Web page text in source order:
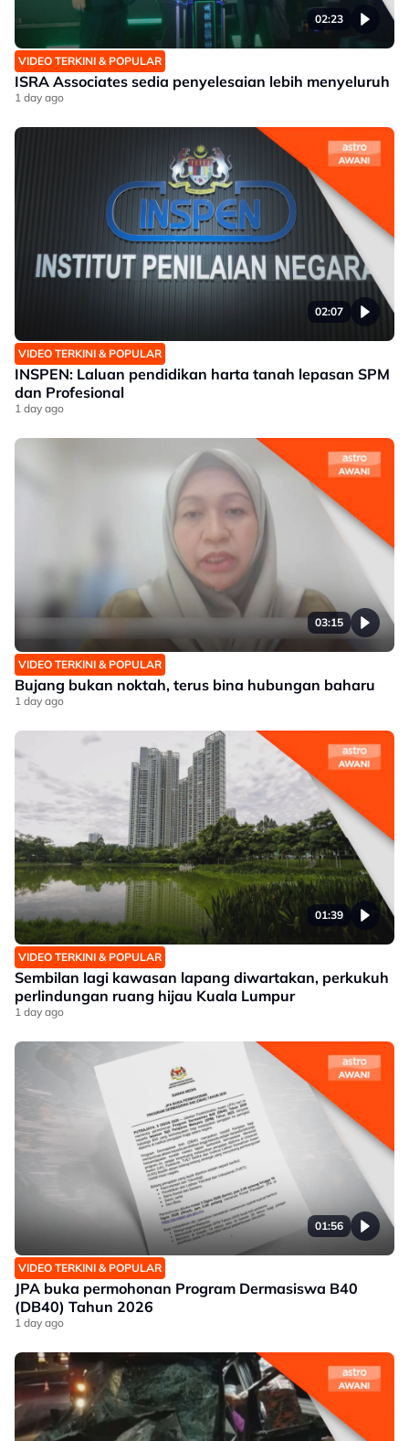
02:23
VIDEO TERKINI & POPULAR
ISRA Associates sedia penyelesaian lebih menyeluruh
1 day ago
02:07
VIDEO TERKINI & POPULAR
INSPEN: Laluan pendidikan harta tanah lepasan SPM
dan Profesional
1 day ago
03:15
VIDEO TERKINI & POPULAR
Bujang bukan noktah, terus bina hubungan baharu
1 day ago
01:39
VIDEO TERKINI & POPULAR
Sembilan lagi kawasan lapang diwartakan, perkukuh
perlindungan ruang hijau Kuala Lumpur
1 day ago
01:56
VIDEO TERKINI & POPULAR
JPA buka permohonan Program Dermasiswa B40
(DB40) Tahun 2026
1 day ago